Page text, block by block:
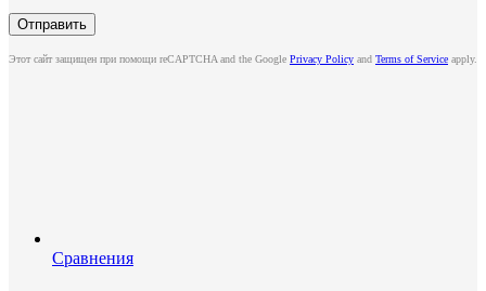
Этот сайт защищен при помощи reCAPTCHA and the Google Privacy Policy and Terms of Service apply.
Сравнения